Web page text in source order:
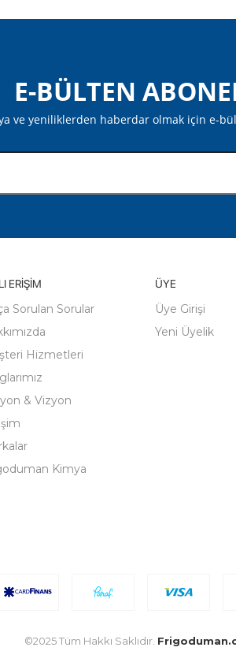
E-BÜLTEN
ve yeniliklerden haberdar olmak için e-
ERIŞIM
Sorulan Sorular
Hizmetleri
& Vizyon
Kimya
ÜYE
Üye Girişi
Yeni Üyelik
©2025 Tüm Hakkı Saklıdır.